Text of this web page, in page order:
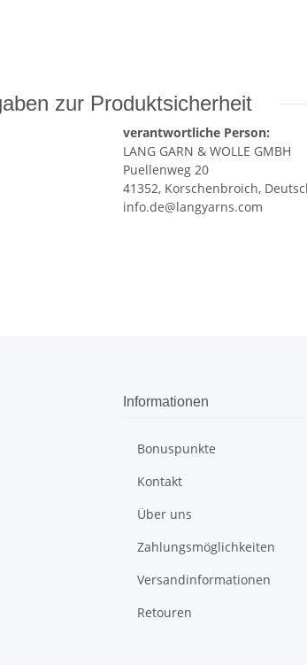
zur Produktsicherheit
verantwortliche Person:
LANG GARN & WOLLE GMBH
Puellenweg 20
41352, Korschenbroich,
info.de@langyarns.com
Informationen
Bonuspunkte
Kontakt
Über uns
Zahlungsmöglichkeiten
Versandinformationen
Retouren